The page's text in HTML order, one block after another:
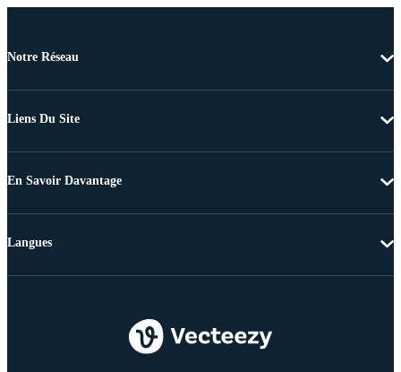
Notre Réseau
Liens Du Site
En Savoir Davantage
Langues